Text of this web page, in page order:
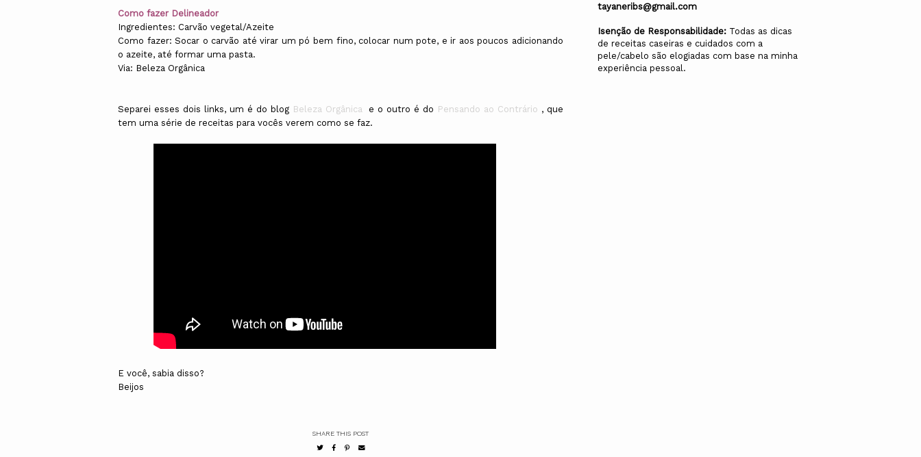
Como fazer Delineador
Ingredientes: Carvão vegetal/Azeite
Como fazer: Socar o carvão até virar um pó bem fino, colocar num pote, e ir aos poucos adicionando
o azeite, até formar uma pasta.
Via: Beleza Orgânica
Separei esses dois links, um é do blog Beleza Orgânicae o outro é do Pensando ao Contrário , que
tem uma série de receitas para vocês verem como se faz.
E você, sabia disso?
Beijos
SHARE THIS POST
tayaneribs@gmail.com
Isenção de Responsabilidade: Todas as dicas
de receitas caseiras e cuidados com a
pele/cabelo são elogiadas com base na minha
experiência pessoal.